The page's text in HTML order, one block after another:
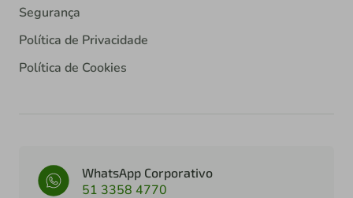
Segurança
Política de Privacidade
Política de Cookies
WhatsApp Corporativo
51 3358 4770